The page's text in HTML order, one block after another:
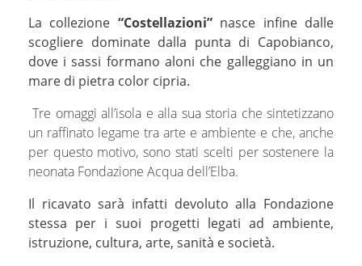
La collezione “Costellazioni”nasce infine dalle
scogliere dominate dalla punta di Capobianco,
dove i sassi formano aloni che galleggiano in un
mare di pietra color cipria.
Tre omaggi all’isola e alla sua storia che sintetizzano
un raffinato legame tra arte e ambiente e che, anche
per questo motivo, sono stati scelti per sostenere la
neonata Fondazione Acqua dell’Elba.
Il ricavato sarà infatti devoluto alla Fondazione
stessa per i suoi progetti legati ad ambiente,
istruzione, cultura, arte, sanità e società.